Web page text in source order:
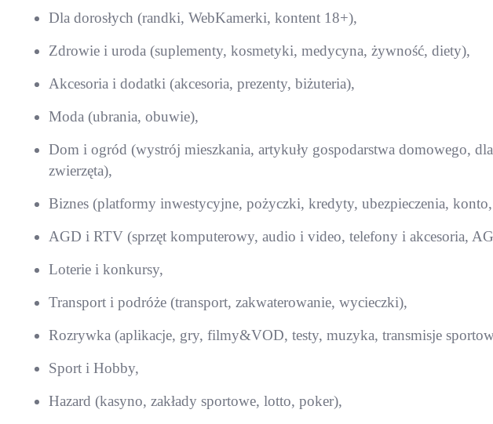
Dla dorosłych (randki, WebKamerki, kontent 18+),
Zdrowie i uroda (suplementy, kosmetyki, medycyna, żywność, diety),
Akcesoria i dodatki (akcesoria, prezenty, biżuteria),
Moda (ubrania, obuwie),
Dom i ogród (wystrój mieszkania, artykuły gospodarstwa domowego,
zwierzęta),
Biznes (platformy inwestycyjne, pożyczki, kredyty, ubezpieczenia,
AGD i RTV (sprzęt komputerowy, audio i video, telefony i akcesoria,
Loterie i konkursy,
Transport i podróże (transport, zakwaterowanie, wycieczki),
Rozrywka (aplikacje, gry, filmy&VOD, testy, muzyka, transmisje
Sport i Hobby,
Hazard (kasyno, zakłady sportowe, lotto, poker),